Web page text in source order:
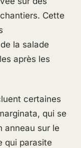
Cette
la salade
après les
certaines
qui se
anneau sur le
qui parasite